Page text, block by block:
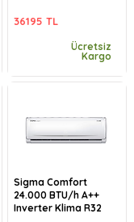
36195 TL
Ücretsiz
Kargo
Sigma Comfort
24.000 BTU/h A++
Inverter Klima R32